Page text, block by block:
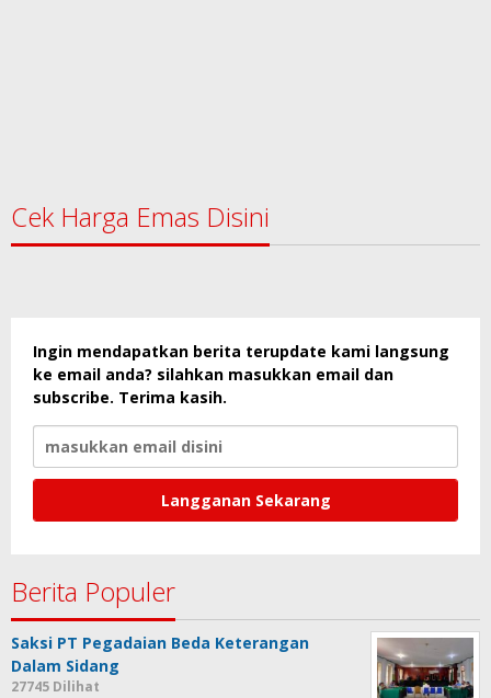
Cek Harga Emas Disini
Ingin mendapatkan berita terupdate kami langsung
ke email anda? silahkan masukkan email dan
subscribe. Terima kasih.
Berita Populer
Saksi PT Pegadaian Beda Keterangan
Dalam Sidang
27745 Dilihat